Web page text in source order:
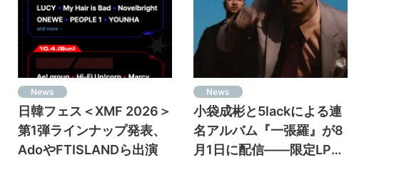
News
日韓フェス＜XMF 2026＞
第1弾ラインナップ発表、
AdoやFTISLANDら出演
News
小袋成彬と5lackによる連
名アルバム『一張羅』が8
月1日に配信——限定LPは